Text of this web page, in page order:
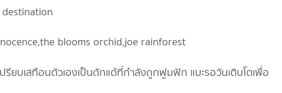
รียบเสทือนตัวเองเป็นดักแด้ที่กำลังถูกฟูมฟัก แบะรอวันเติบโตเพื่อ